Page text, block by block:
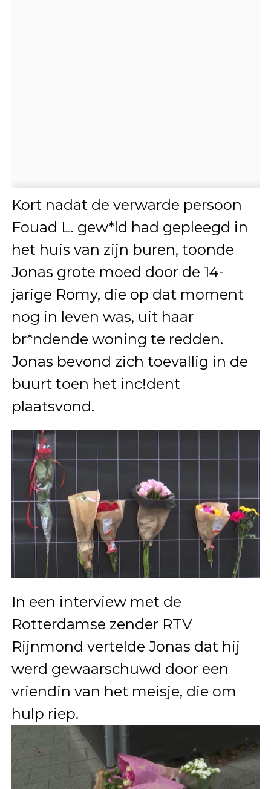
Kort nadat de verwarde persoon
Fouad L. gew*ld had gepleegd in
het huis van zijn buren, toonde
Jonas grote moed door de 14-
jarige Romy, die op dat moment
nog in leven was, uit haar
br*ndende woning te redden.
Jonas bevond zich toevallig in de
buurt toen het inc!dent
plaatsvond.
In een interview met de
Rotterdamse zender RTV
Rijnmond vertelde Jonas dat hij
werd gewaarschuwd door een
vriendin van het meisje, die om
hulp riep.